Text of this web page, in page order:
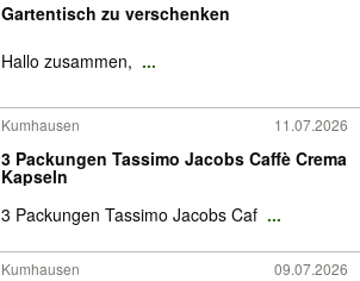
Gartentisch zu verschenken
Hallo zusammen, ...
Kumhausen 11.07.2026
3 Packungen Tassimo Jacobs Caffè Crema
Kapseln
3 Packungen Tassimo Jacobs Caf ...
Kumhausen 09.07.2026